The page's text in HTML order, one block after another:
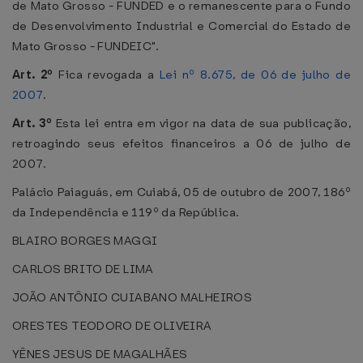
de Mato Grosso - FUNDED e o remanescente para o Fundo
de Desenvolvimento Industrial e Comercial do Estado de
Mato Grosso - FUNDEIC".
Art. 2º Fica revogada a Lei nº 8.675, de 06 de julho de
2007.
Art. 3º Esta lei entra em vigor na data de sua publicação,
retroagindo seus efeitos financeiros a 06 de julho de
2007.
Palácio Paiaguás, em Cuiabá, 05 de outubro de 2007, 186º
da Independência e 119º da República.
BLAIRO BORGES MAGGI
CARLOS BRITO DE LIMA
JOÃO ANTÔNIO CUIABANO MALHEIROS
ORESTES TEODORO DE OLIVEIRA
YÊNES JESUS DE MAGALHÃES